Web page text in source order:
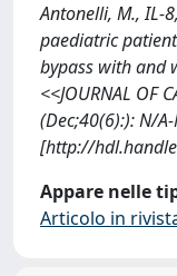
Antonelli, M., IL-
paediatric
bypass with and
<<JOURNAL OF
(Dec;40(6):): N/
[http://
Appare nelle
Articolo in